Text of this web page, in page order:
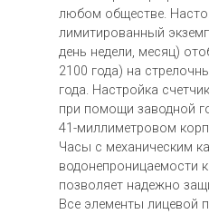
любом обществе.
лимитированный
день недели, месяц)
2100 года) на
года. Настройка
при помощи заводной
41-миллиметровом
Часы с механическим
водонепроницаемости
позволяет надежно
Все элементы лицевой